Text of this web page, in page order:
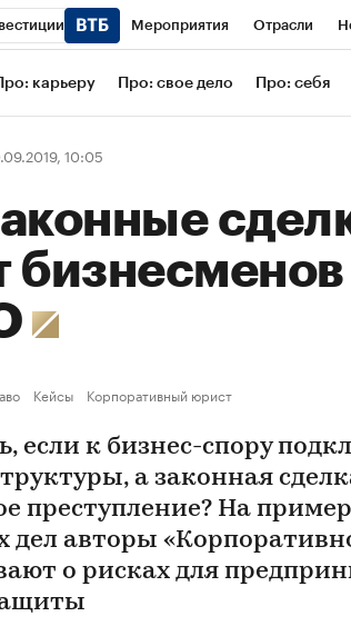
Мероприятия Отрасли
РБК Образование РБК Life
карьеру Про: свое дело Про: себя
10:05
бизнесменов
Кейсы Корпоративный юрист
если к бизнес-спору
а законная
преступление? На
дел авторы
о рисках для